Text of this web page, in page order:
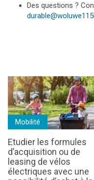
Des questions ?
Mobilité
Etudier les formules
d’acquisition ou de
leasing de vélos
électriques avec une